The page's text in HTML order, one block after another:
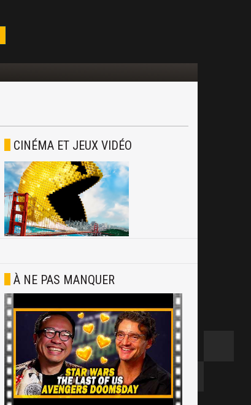
CINÉMA ET JEUX VIDÉO
À NE PAS MANQUER